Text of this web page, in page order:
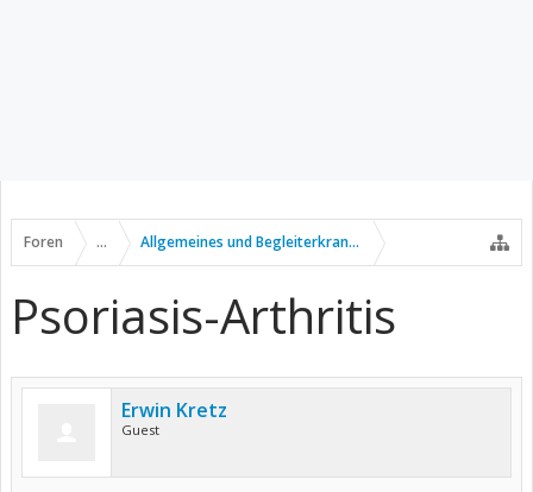
Foren ... Allgemeines und Begleiterkrankungen
Psoriasis-Arthritis
Erwin Kretz
Guest